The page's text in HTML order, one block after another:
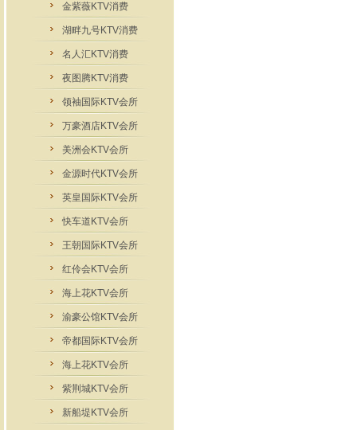
金紫薇KTV消费
湖畔九号KTV消费
名人汇KTV消费
夜图腾KTV消费
领袖国际KTV会所
万豪酒店KTV会所
美洲会KTV会所
金源时代KTV会所
英皇国际KTV会所
快车道KTV会所
王朝国际KTV会所
红伶会KTV会所
海上花KTV会所
渝豪公馆KTV会所
帝都国际KTV会所
海上花KTV会所
紫荆城KTV会所
新船堤KTV会所